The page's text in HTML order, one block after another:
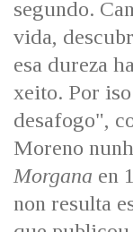
Facebook
TwitterYoutube
segundo.
vida,
esa dureza
xeito. Por
desafogo",
Moreno
Morgana en
non resulta